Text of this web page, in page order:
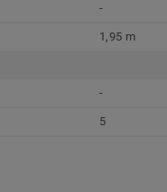
-
1,95 m
-
5